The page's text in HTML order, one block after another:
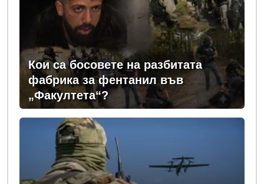
Кои са босовете на разбитата
фабрика за фентанил във
„Факултета“?